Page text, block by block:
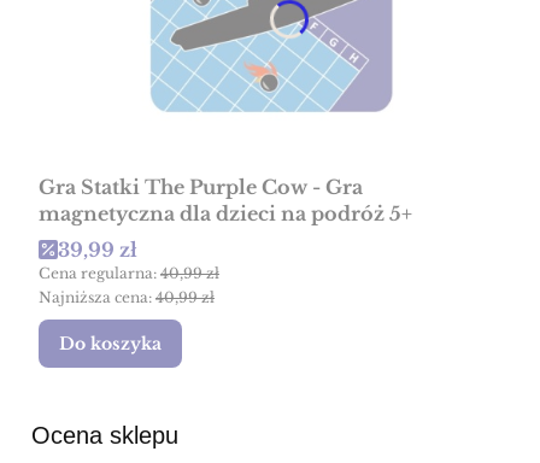
Gra Statki The Purple Cow - Gra
magnetyczna dla dzieci na podróż 5+
Cena promocyjna
39,99 zł
Cena regularna: 40,99 zł
Najniższa cena: 40,99 zł
Do koszyka
Ocena sklepu